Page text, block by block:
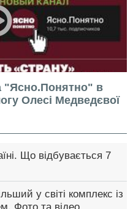
"Ясно.Понятно" в
Олесі Медведєвої
Що відбувається 7
у світі комплекс із
Фото та відео